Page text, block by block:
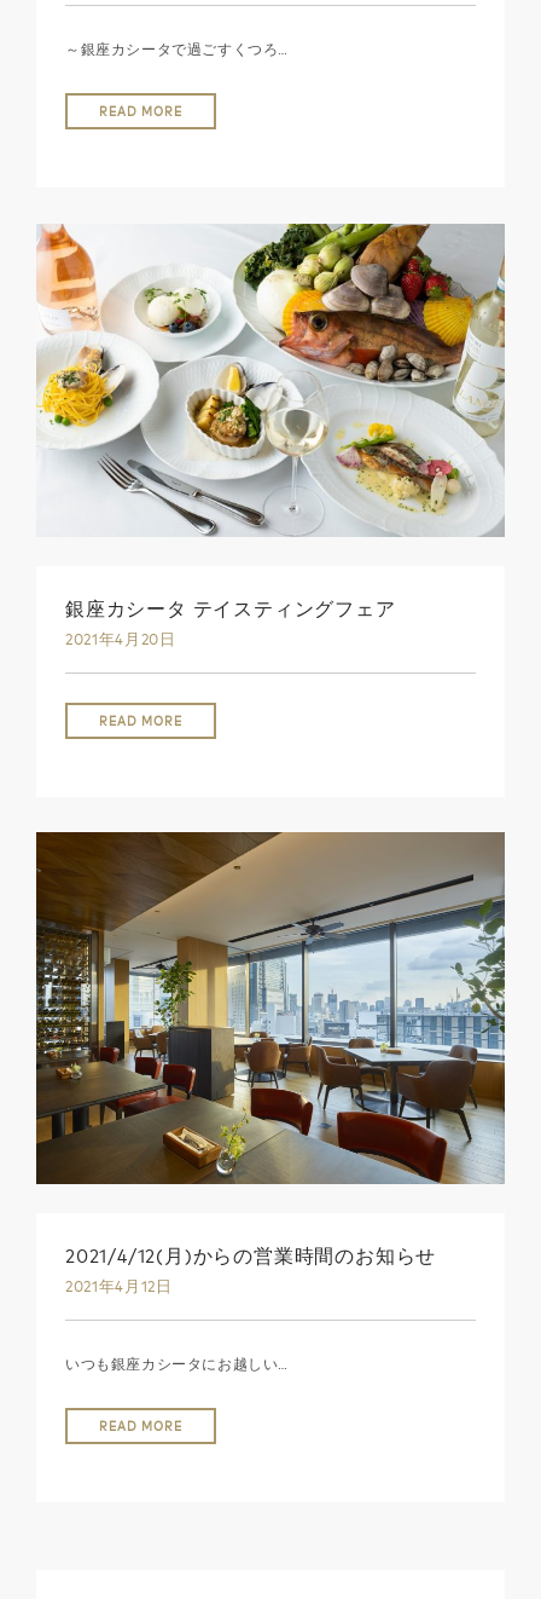
～銀座カシータで過ごすくつろ…
READ MORE
銀座カシータ テイスティングフェア
2021年4月20日
READ MORE
2021/4/12(月)からの営業時間のお知らせ
2021年4月12日
いつも銀座カシータにお越しい…
READ MORE